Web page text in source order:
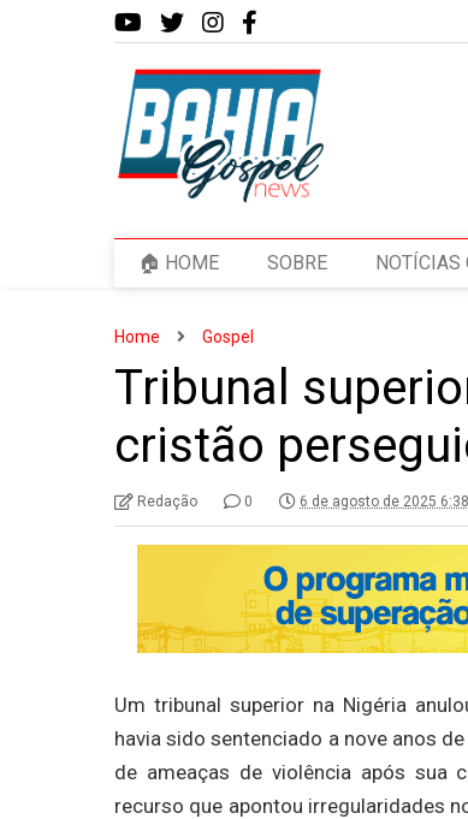
🏠 HOME SOBRE NOTÍCIAS
Home Gospel
Tribunal
cristão
Redação 0 6 de agosto de 2025
Um tribunal superior na Nigéria
havia sido sentenciado a nove anos
de ameaças de violência após sua
recurso que apontou irregularidades